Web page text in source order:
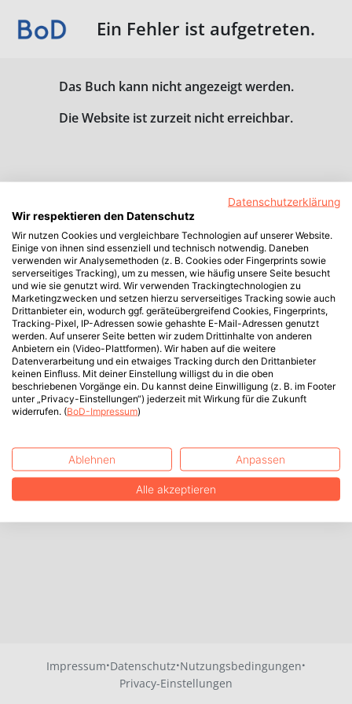
Ein Fehler ist aufgetreten.
Das Buch kann nicht angezeigt werden.
Die Website ist zurzeit nicht erreichbar.
Impressum·Datenschutz·Nutzungsbedingungen·
Privacy-Einstellungen
Datenschutzerklärung
Wir respektieren den Datenschutz
Wir nutzen Cookies und vergleichbare Technologien auf unserer Website.
Einige von ihnen sind essenziell und technisch notwendig. Daneben
verwenden wir Analysemethoden (z. B. Cookies oder Fingerprints sowie
serverseitiges Tracking), um zu messen, wie häufig unsere Seite besucht
und wie sie genutzt wird. Wir verwenden Trackingtechnologien zu
Marketingzwecken und setzen hierzu serverseitiges Tracking sowie auch
Drittanbieter ein, wodurch ggf. geräteübergreifend Cookies, Fingerprints,
Tracking-Pixel, IP-Adressen sowie gehashte E-Mail-Adressen genutzt
werden. Auf unserer Seite betten wir zudem Drittinhalte von anderen
Anbietern ein (Video-Plattformen). Wir haben auf die weitere
Datenverarbeitung und ein etwaiges Tracking durch den Drittanbieter
keinen Einfluss. Mit deiner Einstellung willigst du in die oben
beschriebenen Vorgänge ein. Du kannst deine Einwilligung (z. B. im Footer
unter „Privacy-Einstellungen“) jederzeit mit Wirkung für die Zukunft
widerrufen. (BoD-Impressum)
Ablehnen Anpassen
Alle akzeptieren